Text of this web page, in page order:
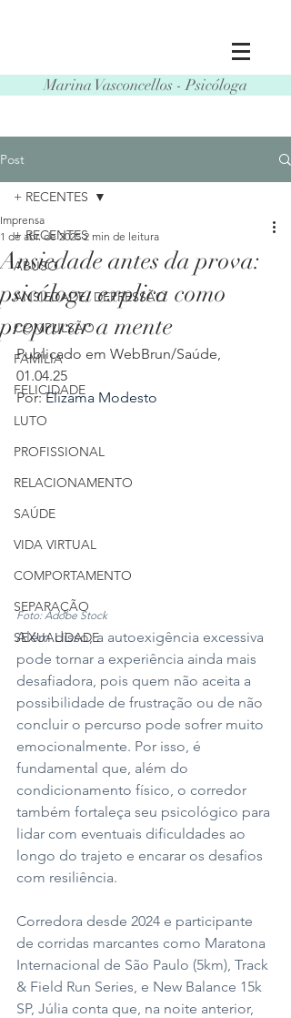
Marina Vasconcellos - Psicóloga
Post
+ RECENTES
ABUSO
ANSIEDADE/ DEPRESSÃO
COMPULSÃO
FAMÍLIA
FELICIDADE
LUTO
PROFISSIONAL
RELACIONAMENTO
SAÚDE
VIDA VIRTUAL
COMPORTAMENTO
SEPARAÇÃO
SEXUALIDADE
+ RECENTES
Ansiedade antes da prova:
psicóloga explica como
preparar a mente
Imprensa
1 de abr. de 2025 2 min de leitura
Publicado em WebBrun/Saúde,
01.04.25
Por: Elizama Modesto
Foto: Adobe Stock
Além disso, a autoexigência excessiva
pode tornar a experiência ainda mais
desafiadora, pois quem não aceita a
possibilidade de frustração ou de não
concluir o percurso pode sofrer muito
emocionalmente. Por isso, é
fundamental que, além do
condicionamento físico, o corredor
também fortaleça seu psicológico para
lidar com eventuais dificuldades ao
longo do trajeto e encarar os desafios
com resiliência.
Corredora desde 2024 e participante
de corridas marcantes como Maratona
Internacional de São Paulo (5km), Track
& Field Run Series, e New Balance 15k
SP, Júlia conta que, na noite anterior,